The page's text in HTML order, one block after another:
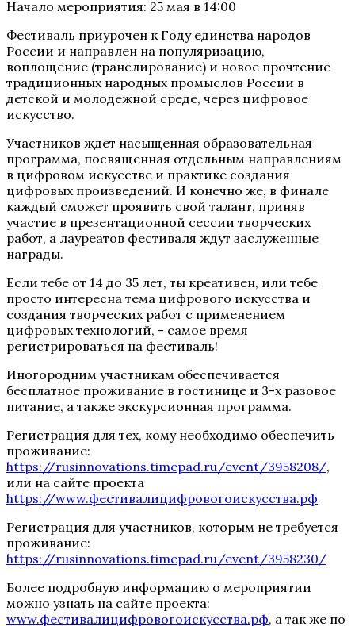
Начало мероприятия: 25 мая в 14:00
Фестиваль приурочен к Году единства народов
России и направлен на популяризацию,
воплощение (транслирование) и новое прочтение
традиционных народных промыслов России в
детской и молодежной среде, через цифровое
искусство.
Участников ждет насыщенная образовательная
программа, посвященная отдельным направлениям
в цифровом искусстве и практике создания
цифровых произведений. И конечно же, в финале
каждый сможет проявить свой талант, приняв
участие в презентационной сессии творческих
работ, а лауреатов фестиваля ждут заслуженные
награды.
Если тебе от 14 до 35 лет, ты креативен, или тебе
просто интересна тема цифрового искусства и
создания творческих работ с применением
цифровых технологий, - самое время
регистрироваться на фестиваль!
Иногородним участникам обеспечивается
бесплатное проживание в гостинице и 3-х разовое
питание, а также экскурсионная программа.
Регистрация для тех, кому необходимо обеспечить
проживание:
https://rusinnovations.timepad.ru/event/3958208/,
или на сайте проекта
https://www.фестивалицифровогоискусства.рф
Регистрация для участников, которым не требуется
проживание:
https://rusinnovations.timepad.ru/event/3958230/
Более подробную информацию о мероприятии
можно узнать на сайте проекта:
www.фестивалицифровогоискусства.рф, а так же по